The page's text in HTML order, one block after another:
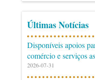
Últimas Notícias
Disponíveis apoios
comércio e serviços
2026-07-31